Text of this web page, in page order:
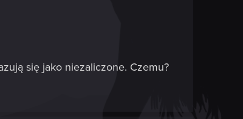
się jako niezaliczone. Czemu?